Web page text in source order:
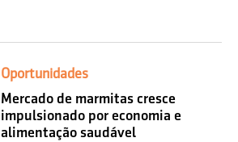
Oportunidades
Mercado de marmitas cresce
impulsionado por economia e
alimentação saudável